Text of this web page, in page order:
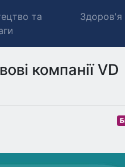
та
Здоров'я
компанії VD